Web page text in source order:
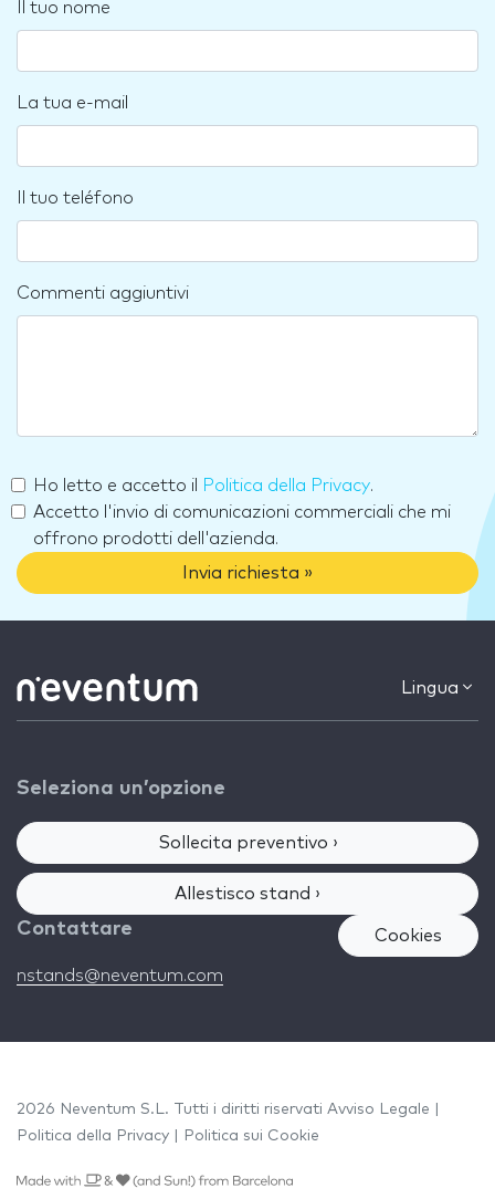
Il tuo nome
La tua e-mail
Il tuo teléfono
Commenti aggiuntivi
Ho letto e accetto il Politica della Privacy.
Accetto l'invio di comunicazioni commerciali che mi
offrono prodotti dell'azienda.
Invia richiesta »
Lingua
Seleziona un’opzione
Sollecita preventivo ›
Allestisco stand ›
Contattare
nstands@neventum.com
Cookies
2026 Neventum S.L. Tutti i diritti riservati Avviso Legale
Politica della Privacy
Politica sui Cookie